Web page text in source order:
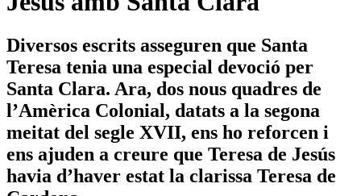
Diversos escrits asseguren que Santa
Teresa tenia una especial devoció per
Santa Clara. Ara, dos nous quadres de
l’Amèrica Colonial, datats a la segona
meitat del segle XVII, ens ho reforcen i
ens ajuden a creure que Teresa de Jesús
havia d’haver estat la clarissa Teresa de